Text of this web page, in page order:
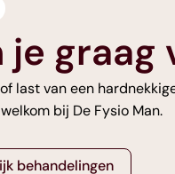
je graag
last van een
bij De Fysio Man.
behandelingen